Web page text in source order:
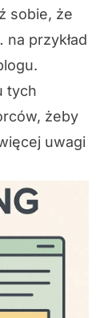
sobie, że
przykład
tych
żeby
uwagi